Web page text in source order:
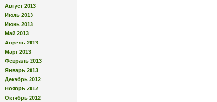
Август 2013
Июль 2013
Июнь 2013
Май 2013
Апрель 2013
Март 2013
Февраль 2013
Январь 2013
Декабрь 2012
Ноябрь 2012
Октябрь 2012